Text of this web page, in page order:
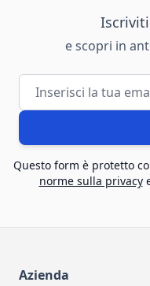
e scopri in
Indirizzo email
Questo form è protetto
norme sulla privacy
Azienda